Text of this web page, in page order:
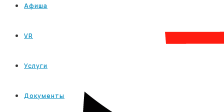
Афиша
VR
Услуги
Документы